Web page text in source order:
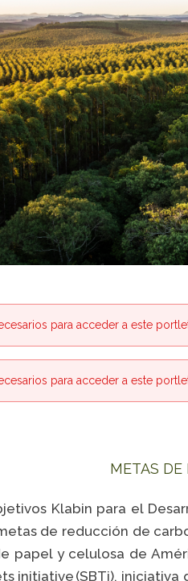
para acceder a este
para acceder a este
METAS DE
Klabin para el
de reducción de
papel y celulosa de
initiative (SBTi),